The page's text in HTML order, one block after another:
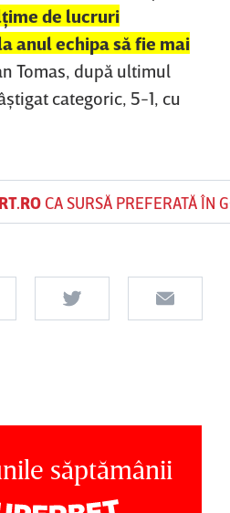
de lucruri
anul echipa să fie mai
Tomas, după ultimul
categoric, 5-1, cu
CA SURSĂ PREFERATĂ ÎN
săptămânii